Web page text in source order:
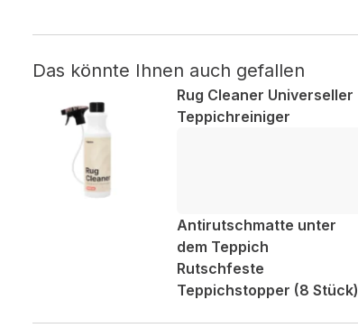
Das könnte Ihnen auch gefallen
Rug Cleaner Universeller
Teppichreiniger
Antirutschmatte unter
dem Teppich
Rutschfeste
Teppichstopper (8 Stück)